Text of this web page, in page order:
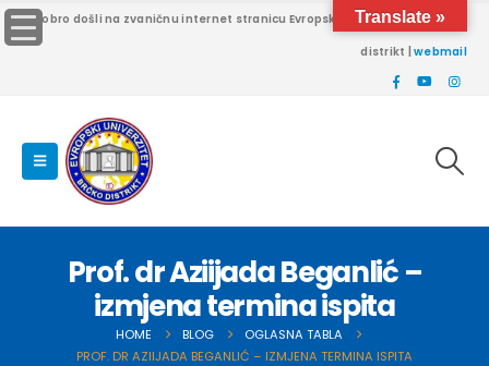
Dobro došli na zvaničnu internet stranicu Evropskog univerziteta Brčko
distrikt |webmail
Prof. dr Aziijada Beganlić –
izmjena termina ispita
HOME BLOG
OGLASNA TABLA
PROF. DR AZIIJADA BEGANLIĆ – IZMJENA TERMINA ISPITA
Translate »